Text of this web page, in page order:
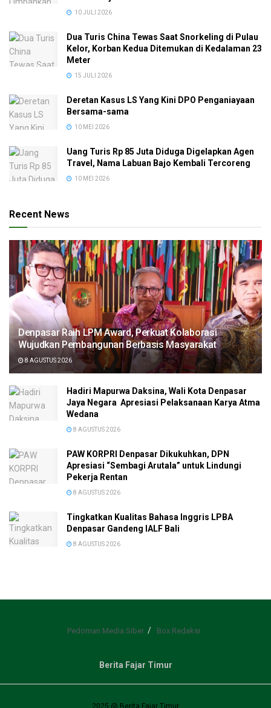
10 JULI 2026
Dua Turis China Tewas Saat Snorkeling di Pulau
Kelor, Korban Kedua Ditemukan di Kedalaman 23
Meter
15 JULI 2026
Deretan Kasus LS Yang Kini DPO Penganiayaan
Bersama-sama
10 MEI 2026
Uang Turis Rp 85 Juta Diduga Digelapkan Agen
Travel, Nama Labuan Bajo Kembali Tercoreng
10 MEI 2026
Recent News
Denpasar Raih LPM Award, Perkuat Kolaborasi
Wujudkan Pembangunan Berbasis Masyarakat
8 AGUSTUS 2026
Hadiri Mapurwa Daksina, Wali Kota Denpasar
Jaya Negara Apresiasi Pelaksanaan Karya Atma
Wedana
8 AGUSTUS 2026
PAW KORPRI Denpasar Dikukuhkan, DPN
Apresiasi “Sembagi Arutala” untuk Lindungi
Pekerja Rentan
8 AGUSTUS 2026
Tingkatkan Kualitas Bahasa Inggris LPBA
Denpasar Gandeng IALF Bali
8 AGUSTUS 2026
Pedoman Media Siber Box Redaksi
Berita Fajar Timur